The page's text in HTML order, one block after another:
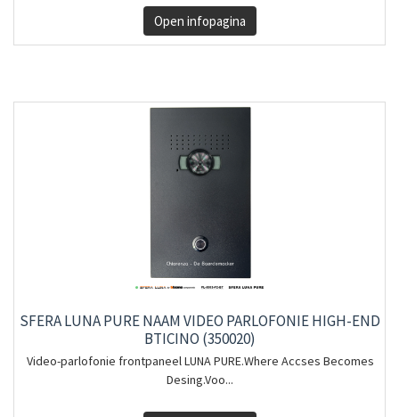
Open infopagina
SFERA LUNA PURE NAAM VIDEO PARLOFONIE HIGH-END
BTICINO (350020)
Video-parlofonie frontpaneel LUNA PURE.Where Accses Becomes
Desing.Voo...